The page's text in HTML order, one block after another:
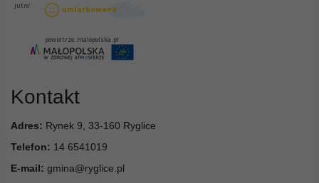
Kontakt
Adres: Rynek 9, 33-160 Ryglice
Telefon: 14 6541019
E-mail: gmina@ryglice.pl